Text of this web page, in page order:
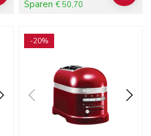
Sparen € 50,70
-20%